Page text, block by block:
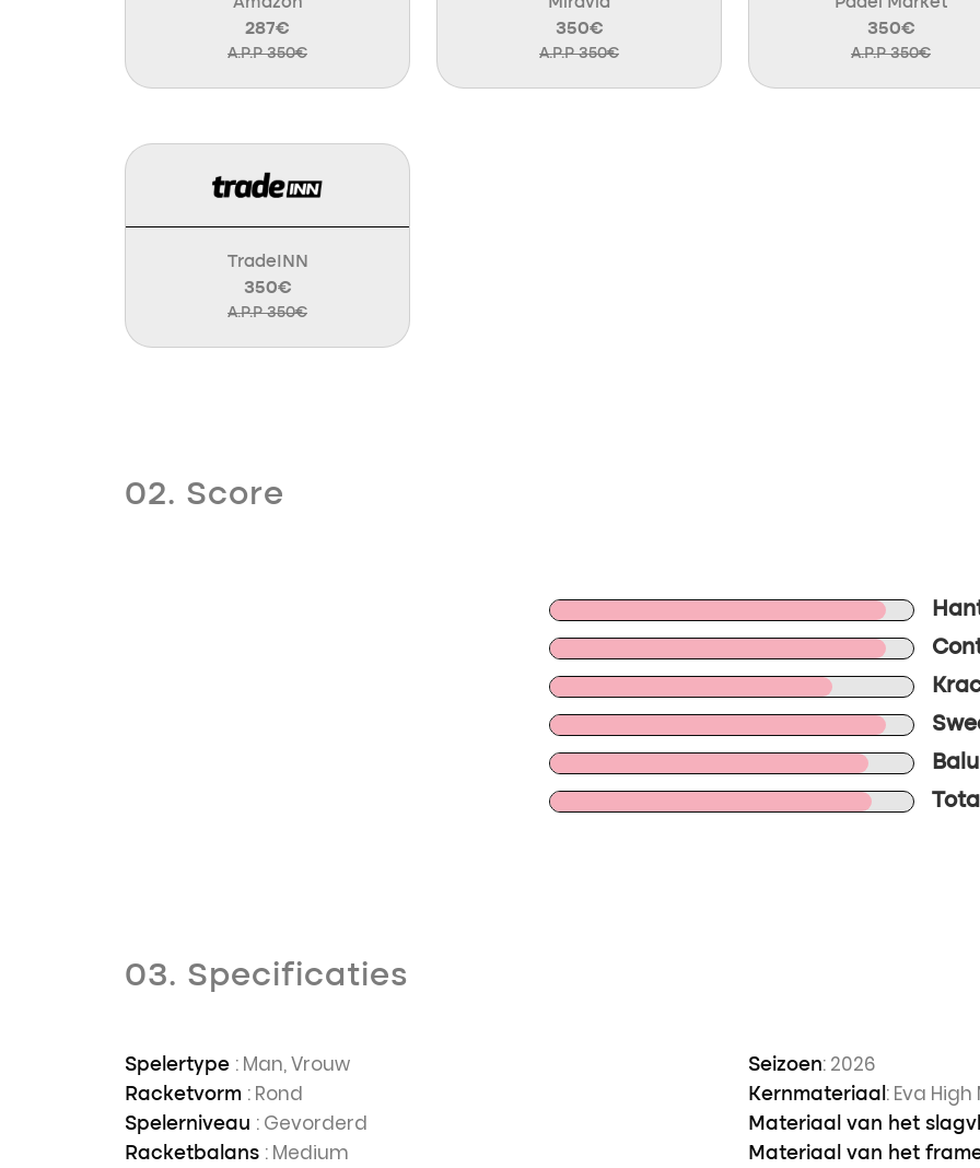
287€
A.P.P 350€
350€
A.P.P 350€
350€
A.P.P 350€
TradeINN
350€
A.P.P 350€
02. Score
03. Specificaties
Spelertype : Man, Vrouw
Racketvorm : Rond
Spelerniveau : Gevorderd
Racketbalans : Medium
Seizoen: 2026
Kernmateriaal : Eva
Materiaal van het
Materiaal van het